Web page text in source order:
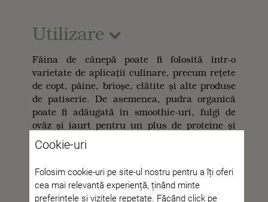
Utilizare
Făina de cânepă poate fi folosită într-o
varietate de aplicații culinare, precum rețete
de copt, pâine, brioșe, clătite și alte produse
de patiserie. De asemenea, pudra organică
poate fi adăugată în smoothie-uri, fulgi de
ovăz și iaurt pentru un plus de proteine și
nutrienți.
făina de cânepă poate fi folosită ca agent de
îngroșare în supe, tocane și sosuri. Făina de
Cookie-uri
Folosim cookie-uri pe site-ul nostru pentru a îți oferi
cea mai relevantă experiență, ținând minte
preferințele și vizitele repetate. Făcând click pe